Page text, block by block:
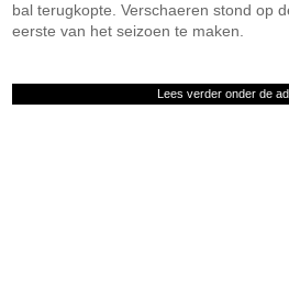
bal terugkopte. Verschaeren stond op
eerste van het seizoen te maken.
Lees verder onder de